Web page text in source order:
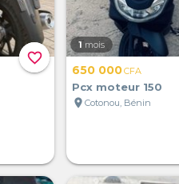
favorite_border
1 mois
650 000CFA
Pcx moteur 150
location_onCotonou, Bénin